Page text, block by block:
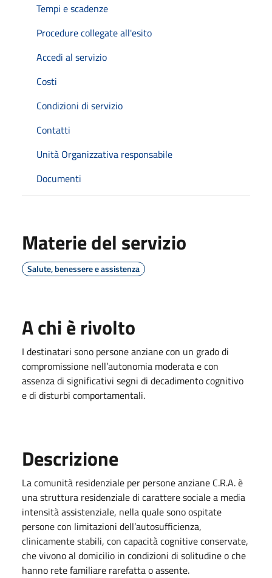
Tempi e scadenze
Procedure collegate all'esito
Accedi al servizio
Costi
Condizioni di servizio
Contatti
Unità Organizzativa responsabile
Documenti
Materie del servizio
Salute, benessere e assistenza
A chi è rivolto
I destinatari sono persone anziane con un grado di
compromissione nell’autonomia moderata e con
assenza di significativi segni di decadimento cognitivo
e di disturbi comportamentali.
Descrizione
La comunità residenziale per persone anziane C.R.A. è
una struttura residenziale di carattere sociale a media
intensità assistenziale, nella quale sono ospitate
persone con limitazioni dell’autosufficienza,
clinicamente stabili, con capacità cognitive conservate,
che vivono al domicilio in condizioni di solitudine o che
hanno rete familiare rarefatta o assente.